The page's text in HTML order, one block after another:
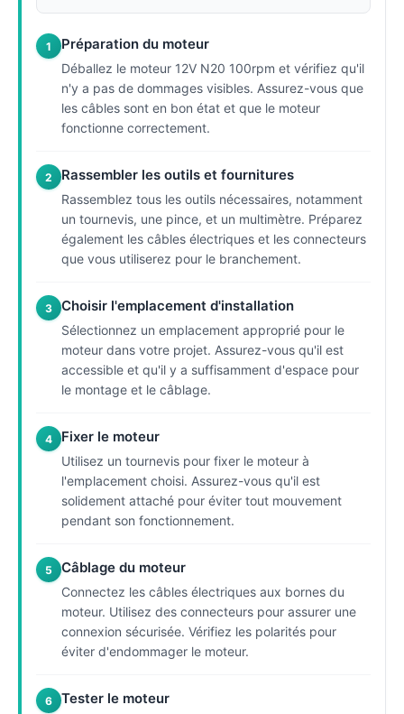
1 Préparation du moteur
Déballez le moteur 12V N20 100rpm et vérifiez qu'il
n'y a pas de dommages visibles. Assurez-vous que
les câbles sont en bon état et que le moteur
fonctionne correctement.
2 Rassembler les outils et fournitures
Rassemblez tous les outils nécessaires, notamment
un tournevis, une pince, et un multimètre. Préparez
également les câbles électriques et les connecteurs
que vous utiliserez pour le branchement.
3 Choisir l'emplacement d'installation
Sélectionnez un emplacement approprié pour le
moteur dans votre projet. Assurez-vous qu'il est
accessible et qu'il y a suffisamment d'espace pour
le montage et le câblage.
4 Fixer le moteur
Utilisez un tournevis pour fixer le moteur à
l'emplacement choisi. Assurez-vous qu'il est
solidement attaché pour éviter tout mouvement
pendant son fonctionnement.
5 Câblage du moteur
Connectez les câbles électriques aux bornes du
moteur. Utilisez des connecteurs pour assurer une
connexion sécurisée. Vérifiez les polarités pour
éviter d'endommager le moteur.
6 Tester le moteur